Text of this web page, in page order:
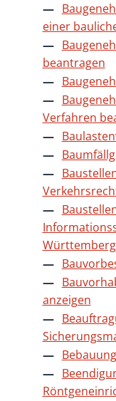
einer
beantragen
Verfahren
anzeigen